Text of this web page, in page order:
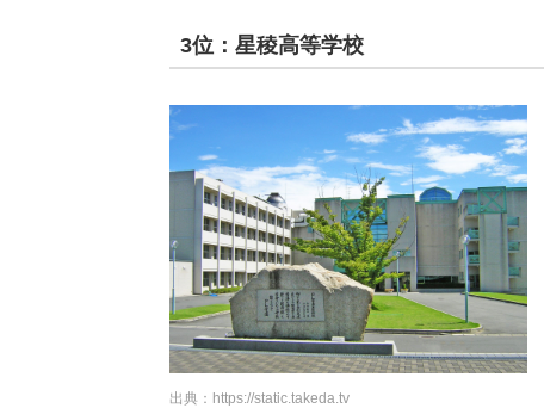
3位：星稜高等学校
出典： https://static.takeda.tv